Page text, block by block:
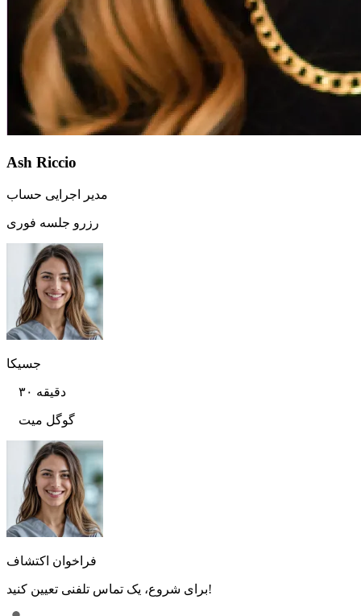
Ash Riccio
مدیر اجرایی حساب
رزرو جلسه فوری
جسیکا
۳۰ دقیقه
گوگل میت
فراخوان اکتشاف
برای شروع، یک تماس تلفنی تعیین کنید!